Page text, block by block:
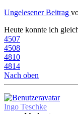
Ungelesener Beitrag
Heute konnte ich
4507
4508
4810
4814
Nach oben
Ingo Teschke